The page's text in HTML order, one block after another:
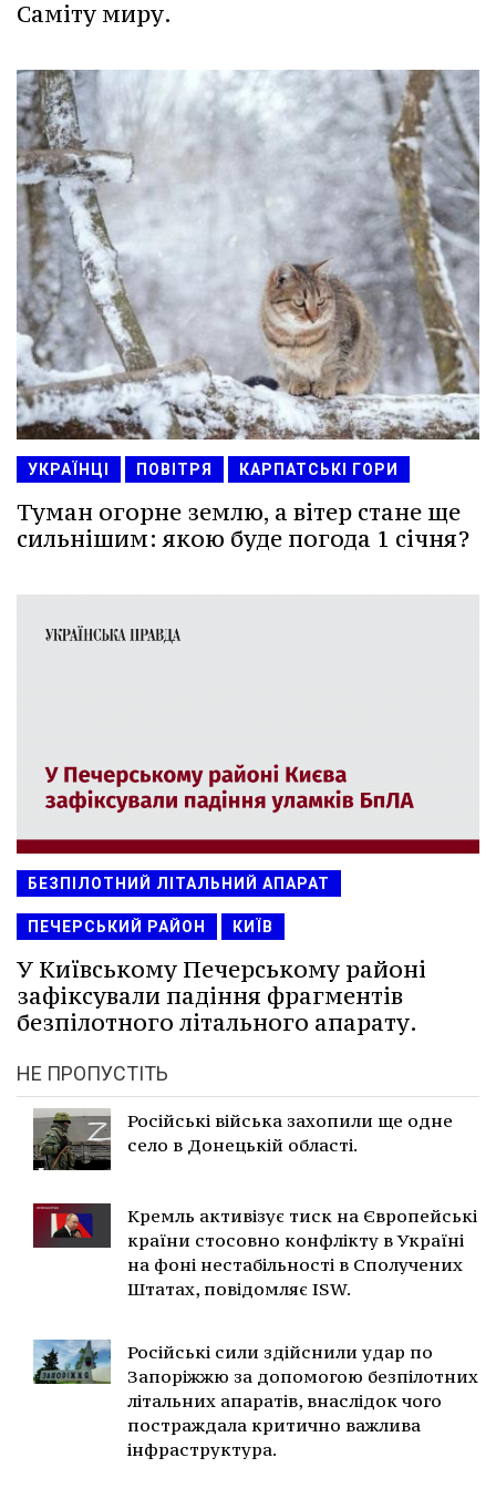
Саміту миру.
УКРАЇНЦІ ПОВІТРЯ КАРПАТСЬКІ ГОРИ
Туман огорне землю, а вітер стане ще
сильнішим: якою буде погода 1 січня?
БЕЗПІЛОТНИЙ ЛІТАЛЬНИЙ АПАРАТ
ПЕЧЕРСЬКИЙ РАЙОН КИЇВ
У Київському Печерському районі
зафіксували падіння фрагментів
безпілотного літального апарату.
НЕ ПРОПУСТІТЬ
Російські війська захопили ще одне
село в Донецькій області.
Кремль активізує тиск на Європейські
країни стосовно конфлікту в Україні
на фоні нестабільності в Сполучених
Штатах, повідомляє ISW.
Російські сили здійснили удар по
Запоріжжю за допомогою безпілотних
літальних апаратів, внаслідок чого
постраждала критично важлива
інфраструктура.